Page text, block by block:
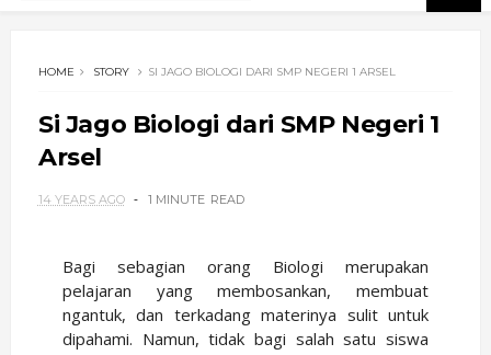
HOME STORY SI JAGO BIOLOGI DARI SMP NEGERI 1 ARSEL
Si Jago Biologi dari SMP Negeri 1
Arsel
14 YEARS AGO 1 MINUTE READ
Bagi sebagian orang Biologi merupakan
pelajaran yang membosankan, membuat
ngantuk, dan terkadang materinya sulit untuk
dipahami. Namun, tidak bagi salah satu siswa